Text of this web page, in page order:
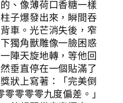
、像薄荷口香糖一樣
子爆發出來，瞬間吞
車。光芒消失後，窄
獨角獸雕像一臉困惑
陣天旋地轉，等他回
垂直停在一個貼滿了
狀上寫著：「完美倒
零零零九度偏差。」